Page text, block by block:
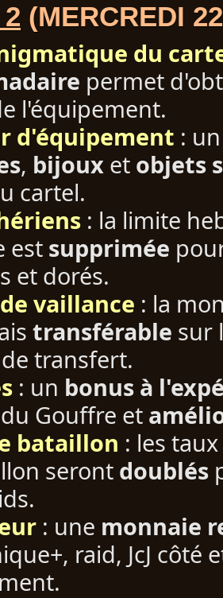
(MERCREDI
du
permet
l'équipement.
d'équipement :
, bijoux et objets
cartel.
: la limite
est supprimée
et dorés.
vaillance : la
transférable sur
transfert.
: un bonus à
du Gouffre et
bataillon : les
seront doublés
: une monnaie
raid, JcJ